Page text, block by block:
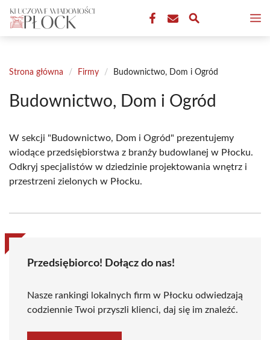
Przejdź
treści
Strona główna / Firmy / Budownictwo, Dom i Ogród
Budownictwo, Dom i Ogród
W sekcji "Budownictwo, Dom i Ogród" prezentujemy
wiodące przedsiębiorstwa z branży budowlanej w Płocku.
Odkryj specjalistów w dziedzinie projektowania wnętrz i
przestrzeni zielonych w Płocku.
Przedsiębiorco! Dołącz do nas!
Nasze rankingi lokalnych firm w Płocku odwiedzają
codziennie Twoi przyszli klienci, daj się im znaleźć.